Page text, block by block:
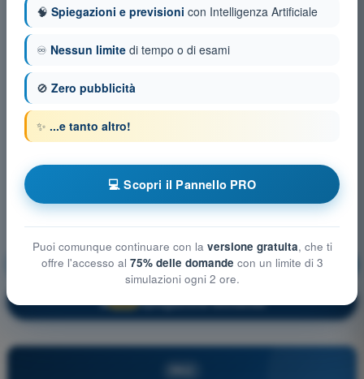
Prestazioni e limitazioni umane Allenamento!
🔒 Spiegazione domanda
🧠 Spiegazioni e previsioni con Intelligenza Artificiale
♾️ Nessun limite di tempo o di esami
🚫 Zero pubblicità
✨ ...e tanto altro!
💻 Scopri il Pannello PRO
Puoi comunque continuare con la versione gratuita, che ti
offre l'accesso al 75% delle domande con un limite di 3
simulazioni ogni 2 ore.